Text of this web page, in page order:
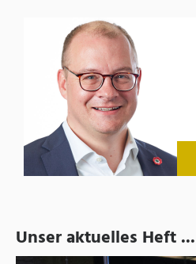
Unser aktuelles Heft ...